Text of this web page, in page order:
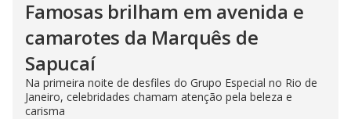
Famosas brilham em avenida e
camarotes da Marquês de
Sapucaí
Na primeira noite de desfiles do Grupo Especial no Rio de
Janeiro, celebridades chamam atenção pela beleza e
carisma